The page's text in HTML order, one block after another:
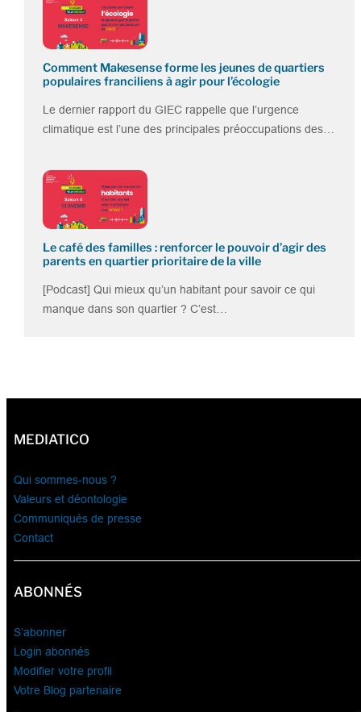
Comment Makesense forme les jeunes de quartiers
populaires franciliens à agir pour l’écologie
Le dernier rapport du GIEC rappelle que l’urgence
climatique est l’une des principales préoccupations des…
Le café des familles : renforcer le pouvoir d’agir des
parents en quartier prioritaire de la ville
[Podcast] Qui mieux qu’un habitant pour savoir ce qui
manque dans son quartier ? C’est…
MEDIATICO
Qui sommes-nous ?
Valeurs et déontologie
Communiqués de presse
Contact
ABONNÉS
S’abonner
Login abonnés
Modifier votre profil
Votre Blog partenaire